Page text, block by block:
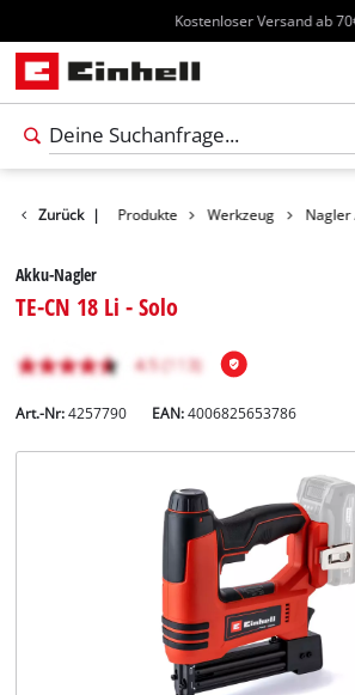
Kostenloser Versand ab
Zurück | Produkte Werkzeug Nagler
Akku-Nagler
TE-CN 18 Li - Solo
Art.-Nr: 4257790 EAN:4006825653786